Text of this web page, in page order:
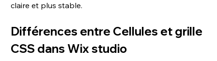
claire et plus stable.
Différences entre Cellules et grille
CSS dans Wix studio